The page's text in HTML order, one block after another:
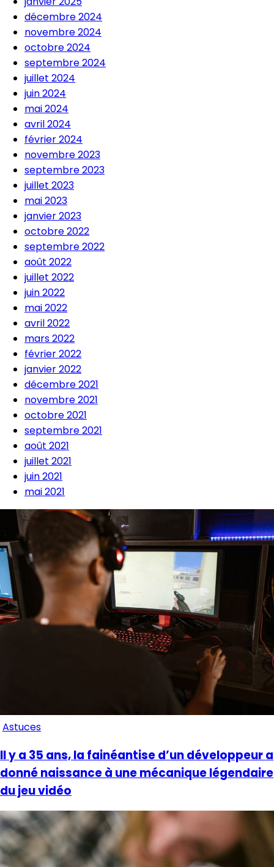
décembre 2024
novembre 2024
octobre 2024
septembre 2024
juillet 2024
juin 2024
mai 2024
avril 2024
février 2024
novembre 2023
septembre 2023
juillet 2023
mai 2023
janvier 2023
octobre 2022
septembre 2022
août 2022
juillet 2022
juin 2022
mai 2022
avril 2022
mars 2022
février 2022
janvier 2022
décembre 2021
novembre 2021
octobre 2021
septembre 2021
août 2021
juillet 2021
juin 2021
mai 2021
Astuces
Il y a 35 ans, la fainéantise d’un développeur a
donné naissance à une mécanique légendaire
du jeu vidéo